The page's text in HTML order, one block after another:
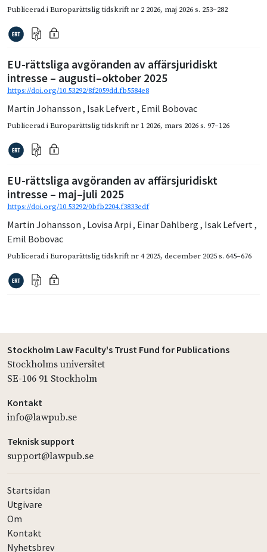
Publicerad iEuroparättslig tidskrift nr 2 2026, maj 2026s. 253–282
EU-rättsliga avgöranden av affärsjuridiskt
intresse – augusti–oktober 2025
https://doi.org/10.53292/8f2059dd.fb5584e8
Martin Johansson , Isak Lefvert , Emil Bobovac
Publicerad iEuroparättslig tidskrift nr 1 2026, mars 2026s. 97–126
EU-rättsliga avgöranden av affärsjuridiskt
intresse – maj–juli 2025
https://doi.org/10.53292/0bfb2204.f3833edf
Martin Johansson , Lovisa Arpi , Einar Dahlberg , Isak Lefvert ,
Emil Bobovac
Publicerad iEuroparättslig tidskrift nr 4 2025, december 2025s. 645–676
Stockholm Law Faculty's Trust Fund for Publications
Stockholms universitet
SE-106 91 Stockholm
Kontakt
info@lawpub.se
Teknisk support
support@lawpub.se
Startsidan
Utgivare
Om
Kontakt
Nyhetsbrev